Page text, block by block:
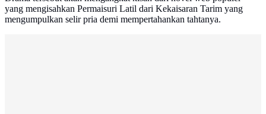
yang mengisahkan Permaisuri Latil dari Kekaisaran Tarim yang
mengumpulkan selir pria demi mempertahankan tahtanya.